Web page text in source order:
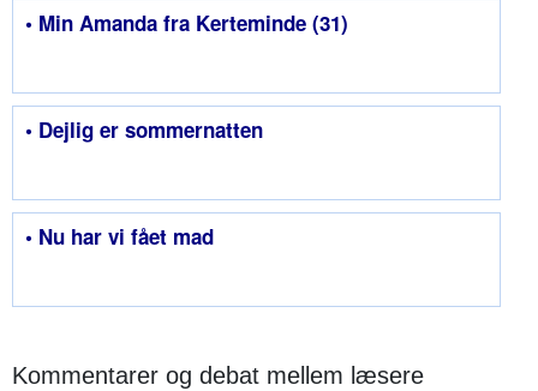
• Min Amanda fra Kerteminde (31)
• Dejlig er sommernatten
• Nu har vi fået mad
Kommentarer og debat mellem læsere